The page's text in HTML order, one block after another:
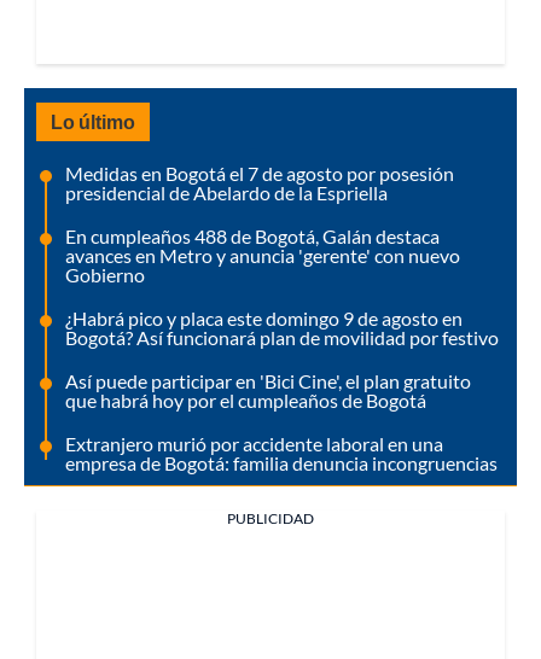
Lo último
Medidas en Bogotá el 7 de agosto por posesión
presidencial de Abelardo de la Espriella
En cumpleaños 488 de Bogotá, Galán destaca
avances en Metro y anuncia 'gerente' con nuevo
Gobierno
¿Habrá pico y placa este domingo 9 de agosto en
Bogotá? Así funcionará plan de movilidad por festivo
Así puede participar en 'Bici Cine', el plan gratuito
que habrá hoy por el cumpleaños de Bogotá
Extranjero murió por accidente laboral en una
empresa de Bogotá: familia denuncia incongruencias
PUBLICIDAD